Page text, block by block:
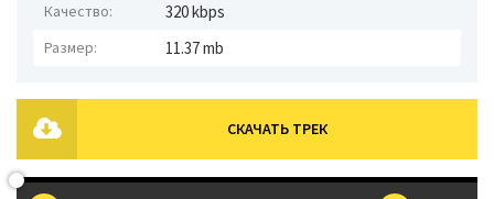
Качество: 320 kbps
Размер: 11.37 mb
СКАЧАТЬ ТРЕК